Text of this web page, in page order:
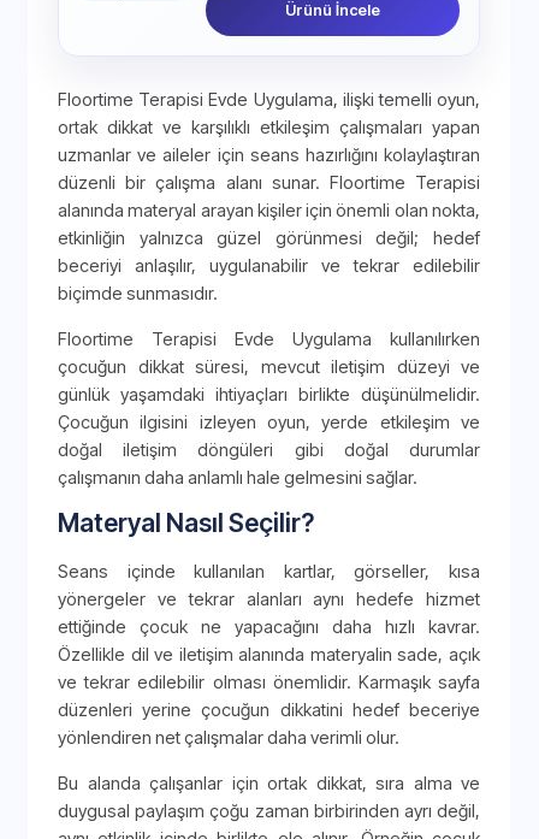
Ürünü İncele
Floortime Terapisi Evde Uygulama, ilişki temelli oyun,
ortak dikkat ve karşılıklı etkileşim çalışmaları yapan
uzmanlar ve aileler için seans hazırlığını kolaylaştıran
düzenli bir çalışma alanı sunar. Floortime Terapisi
alanında materyal arayan kişiler için önemli olan nokta,
etkinliğin yalnızca güzel görünmesi değil; hedef
beceriyi anlaşılır, uygulanabilir ve tekrar edilebilir
biçimde sunmasıdır.
Floortime Terapisi Evde Uygulama kullanılırken
çocuğun dikkat süresi, mevcut iletişim düzeyi ve
günlük yaşamdaki ihtiyaçları birlikte düşünülmelidir.
Çocuğun ilgisini izleyen oyun, yerde etkileşim ve
doğal iletişim döngüleri gibi doğal durumlar
çalışmanın daha anlamlı hale gelmesini sağlar.
Materyal Nasıl Seçilir?
Seans içinde kullanılan kartlar, görseller, kısa
yönergeler ve tekrar alanları aynı hedefe hizmet
ettiğinde çocuk ne yapacağını daha hızlı kavrar.
Özellikle dil ve iletişim alanında materyalin sade, açık
ve tekrar edilebilir olması önemlidir. Karmaşık sayfa
düzenleri yerine çocuğun dikkatini hedef beceriye
yönlendiren net çalışmalar daha verimli olur.
Bu alanda çalışanlar için ortak dikkat, sıra alma ve
duygusal paylaşım çoğu zaman birbirinden ayrı değil,